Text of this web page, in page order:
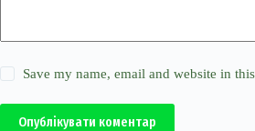
Save my name, email and website in
Опублікувати коментар